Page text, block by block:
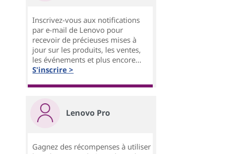
Inscrivez-vous aux notifications
par e-mail de Lenovo pour
recevoir de précieuses mises à
jour sur les produits, les ventes,
les événements et plus encore...
S'inscrire >
Lenovo Pro
Gagnez des récompenses à utiliser